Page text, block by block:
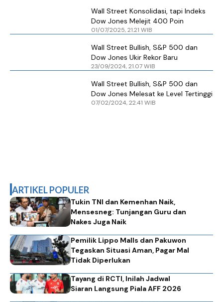
Wall Street Konsolidasi, tapi Indeks
Dow Jones Melejit 400 Poin
01/07/2025, 21.21 WIB
Wall Street Bullish, S&P 500 dan
Dow Jones Ukir Rekor Baru
23/09/2024, 21.07 WIB
Wall Street Bullish, S&P 500 dan
Dow Jones Melesat ke Level Tertinggi
07/02/2024, 22.41 WIB
ARTIKEL POPULER
Tukin TNI dan Kemenhan Naik,
Mensesneg: Tunjangan Guru dan
Nakes Juga Naik
Pemilik Lippo Malls dan Pakuwon
Tegaskan Situasi Aman, Pagar Mal
Tidak Diperlukan
Tayang di RCTI, Inilah Jadwal
Siaran Langsung Piala AFF 2026